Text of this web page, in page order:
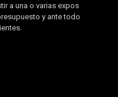
a una o varias expos
y ante todo